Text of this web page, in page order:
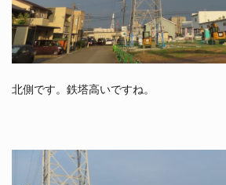
北側です。鉄塔高いですね。